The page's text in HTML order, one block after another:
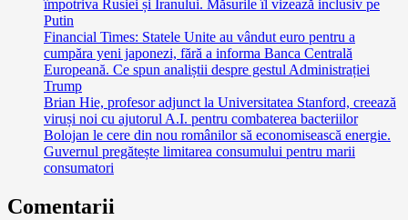
împotriva Rusiei și Iranului. Măsurile îl vizează inclusiv pe
Putin
Financial Times: Statele Unite au vândut euro pentru a
cumpăra yeni japonezi, fără a informa Banca Centrală
Europeană. Ce spun analiștii despre gestul Administrației
Trump
Brian Hie, profesor adjunct la Universitatea Stanford, creează
viruși noi cu ajutorul A.I. pentru combaterea bacteriilor
Bolojan le cere din nou românilor să economisească energie.
Guvernul pregătește limitarea consumului pentru marii
consumatori
Comentarii